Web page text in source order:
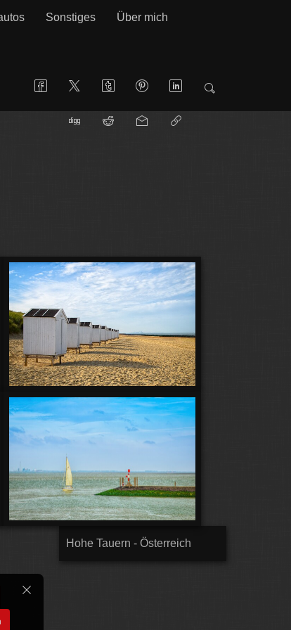
Sonstiges Über mich
Hohe Tauern - Österreich